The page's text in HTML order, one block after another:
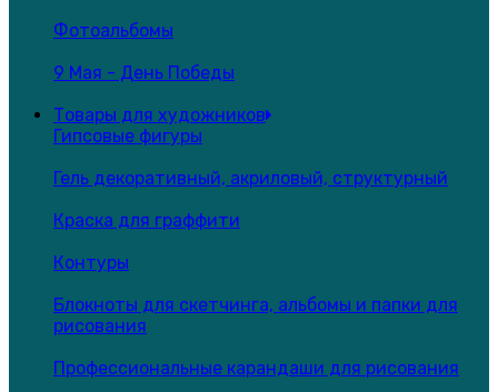
Фотоальбомы
9 Мая - День Победы
Товары для художников
Гипсовые фигуры
Гель декоративный, акриловый, структурный
Краска для граффити
Контуры
Блокноты для скетчинга, альбомы и папки для
рисования
Профессиональные карандаши для рисования